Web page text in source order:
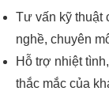
Tư vấn kỹ thuật
nghề, chuyên
Hỗ trợ nhiệt
thắc mắc của